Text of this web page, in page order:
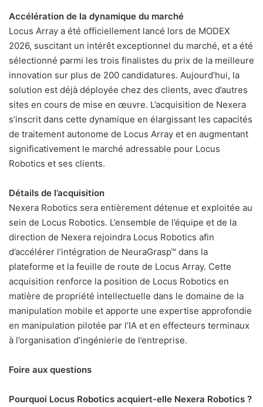
Accélération de la dynamique du marché
Locus Array a été officiellement lancé lors de MODEX
2026, suscitant un intérêt exceptionnel du marché, et a été
sélectionné parmi les trois finalistes du prix de la meilleure
innovation sur plus de 200 candidatures. Aujourd’hui, la
solution est déjà déployée chez des clients, avec d’autres
sites en cours de mise en œuvre. L’acquisition de Nexera
s’inscrit dans cette dynamique en élargissant les capacités
de traitement autonome de Locus Array et en augmentant
significativement le marché adressable pour Locus
Robotics et ses clients.
Détails de l’acquisition
Nexera Robotics sera entièrement détenue et exploitée au
sein de Locus Robotics. L’ensemble de l’équipe et de la
direction de Nexera rejoindra Locus Robotics afin
d’accélérer l’intégration de NeuraGrasp™ dans la
plateforme et la feuille de route de Locus Array. Cette
acquisition renforce la position de Locus Robotics en
matière de propriété intellectuelle dans le domaine de la
manipulation mobile et apporte une expertise approfondie
en manipulation pilotée par l’IA et en effecteurs terminaux
à l’organisation d’ingénierie de l’entreprise.
Foire aux questions
Pourquoi Locus Robotics acquiert-elle Nexera Robotics ?